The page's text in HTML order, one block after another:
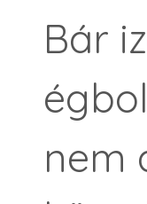
Bár
nem